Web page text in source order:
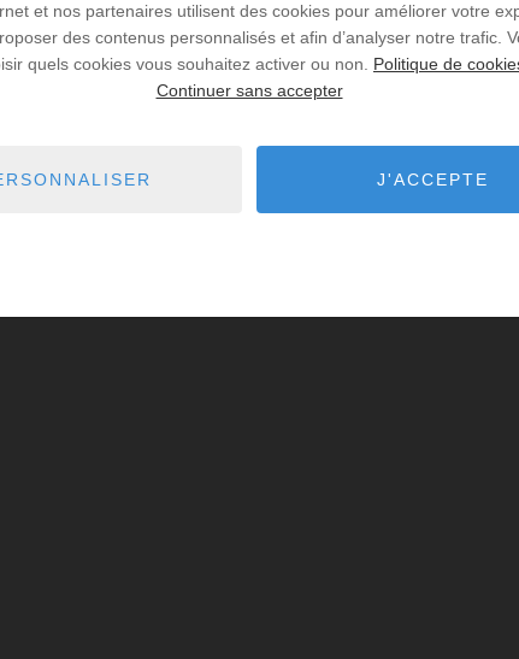
et nos partenaires utilisent des cookies pour améliorer votre
des contenus personnalisés et afin d’analyser notre trafic.
quels cookies vous souhaitez activer ou non. Politique de
Continuer sans accepter
J'ACCEPTE